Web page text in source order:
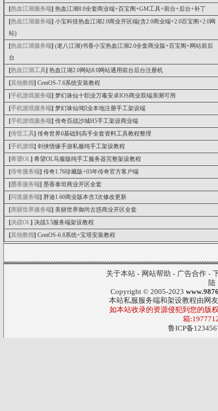
[热血江湖服务端] 热血江湖8.0全套商业端+百宝阁+GM工具+前台+后台+补丁
[热血江湖服务端] 小宝科技热血江湖2.0商业开区端(含2.0商业端+2.0百宝阁+2.0网
站)
[热血江湖服务端] (老八江湖)书香小宝热血江湖2.0全套商业版+百宝阁+网站前后
台
[热血江湖工具] 热血江湖2.0网站8.0网站通用前台后台注册机
[其他教程] CentOS-7.6系统安装教程
[手机游戏服务端] 梦幻诛仙十职业万毒安卓IOS商业双端亲测可用
[手机游戏服务端] 梦幻诛仙9职业本地注册手工架设端
[手机游戏服务端] 传奇百战沙城H5手工架设商业端
[传世工具] 传奇世界0基础到高手全套资料工具教程整理
[手机游戏] 剑侠情缘手游私服纯手工架设教程
[希望OL] 希望OL马服版纯手工服务器完整架设教程
[传奇服务端] 传奇1.76珍藏版+03年传奇官方客户端
[墨香服务端] 墨香泰坦商业开区全套
[问道服务端] 胖迪1.60商业版本含3次修改更新
[美丽世界服务端] 美丽世界御尚古惑商业开区全套
[决战OL] 决战3.5服务端架设教程
[其他教程] CentOS-6.8系统+宝塔安装教程
关于本站- 网站帮助 - 广告合作-
陆
Copyright © 2005-2023
本站私服服务端和架设教程由网
如本站收录的资源侵犯到您的版
箱
鲁ICP备